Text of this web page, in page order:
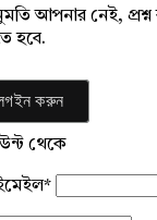
আপনার নেই,
হবে.
করুন
থেকে
*